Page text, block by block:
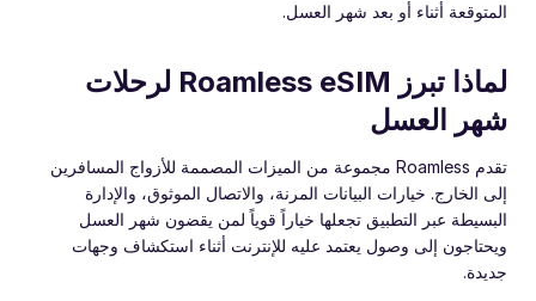
المتوقعة أثناء أو بعد شهر العسل.
لماذا تبرز Roamless eSIM لرحلات
شهر العسل
تقدم Roamless مجموعة من الميزات المصممة للأزواج المسافرين
إلى الخارج. خيارات البيانات المرنة، والاتصال الموثوق، والإدارة
البسيطة عبر التطبيق تجعلها خياراً قوياً لمن يقضون شهر العسل
ويحتاجون إلى وصول يعتمد عليه للإنترنت أثناء استكشاف وجهات
جديدة.